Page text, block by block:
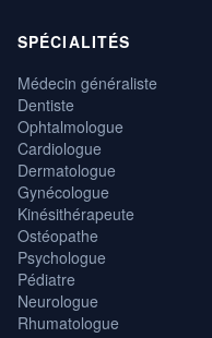
SPÉCIALITÉS
Médecin généraliste
Dentiste
Ophtalmologue
Cardiologue
Dermatologue
Gynécologue
Kinésithérapeute
Ostéopathe
Psychologue
Pédiatre
Neurologue
Rhumatologue